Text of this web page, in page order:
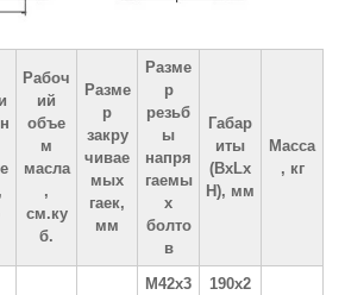
Рабоч
ий
объе
м
масла
,
см.ку
б.
Разме
р
закру
чивае
мых
гаек,
мм
Разме
р
резьб
ы
напря
гаемы
х
болто
в
Габар
иты
(BxLx
H), мм
Масса
, кг
М42х3
190х2